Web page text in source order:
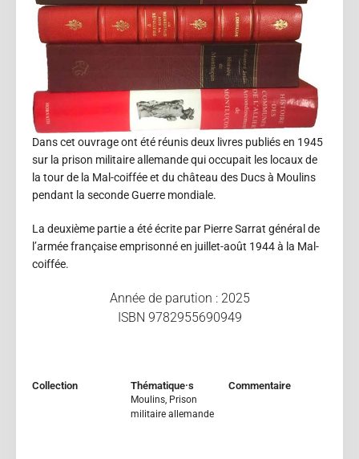
Dans cet ouvrage ont été réunis deux livres publiés en 1945
sur la prison militaire allemande qui occupait les locaux de
la tour de la Mal-coiffée et du château des Ducs à Moulins
pendant la seconde Guerre mondiale.
La deuxième partie a été écrite par Pierre Sarrat général de
l’armée française emprisonné en juillet-août 1944 à la Mal-
coiffée.
Année de parution : 2025
ISBN 9782955690949
Collection Thématique·s
Moulins, Prison
militaire allemande
Commentaire